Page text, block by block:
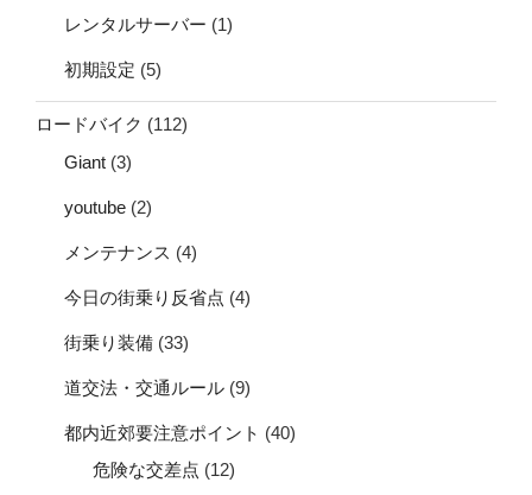
レンタルサーバー (1)
初期設定 (5)
ロードバイク (112)
Giant (3)
youtube (2)
メンテナンス (4)
今日の街乗り反省点 (4)
街乗り装備 (33)
道交法・交通ルール (9)
都内近郊要注意ポイント (40)
危険な交差点 (12)